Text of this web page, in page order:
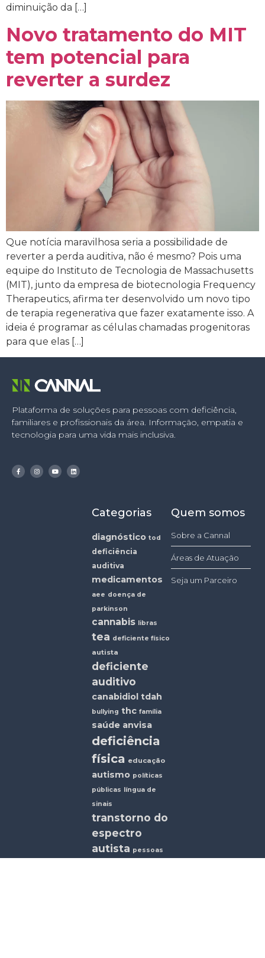
diminuição da […]
Novo tratamento do MIT
tem potencial para
reverter a surdez
Que notícia maravilhosa seria a possibilidade de
reverter a perda auditiva, não é mesmo? Pois uma
equipe do Instituto de Tecnologia de Massachusetts
(MIT), junto da empresa de biotecnologia Frequency
Therapeutics, afirma ter desenvolvido um novo tipo
de terapia regenerativa que fazer exatamente isso. A
ideia é programar as células chamadas progenitoras
para que elas […]
Plataforma de soluções para pessoas com deficiência,
familiares e profissionais da área. Informação, empatia e
tecnologia para uma vida mais inclusiva.
Categorias
diagnóstico tod
deficiência
auditiva
medicamentos
aee doença de
parkinson
cannabis libras
tea deficiente físico
autista
deficiente
auditivo
canabidiol tdah
bullying thc família
saúde anvisa
deficiência
física educação
autismo políticas
públicas língua de
sinais
transtorno do
espectro
autista pessoas
Quem somos
Sobre a Cannal
Áreas de Atuação
Seja um Parceiro